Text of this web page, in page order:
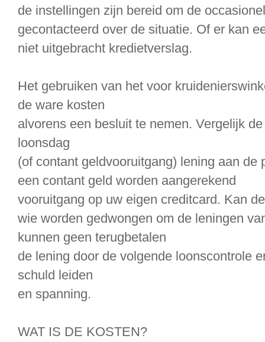
de instellingen zijn bereid om de
gecontacteerd over de situatie. Of er kan
niet uitgebracht kredietverslag.
Het gebruiken van het voor
de ware kosten
alvorens een besluit te nemen. Vergelijk
loonsdag
(of contant geldvooruitgang) lening aan de
een contant geld worden aangerekend
vooruitgang op uw eigen creditcard. Kan
wie worden gedwongen om de leningen
kunnen geen terugbetalen
de lening door de volgende loonscontrole
schuld leiden
en spanning.
WAT IS DE KOSTEN?